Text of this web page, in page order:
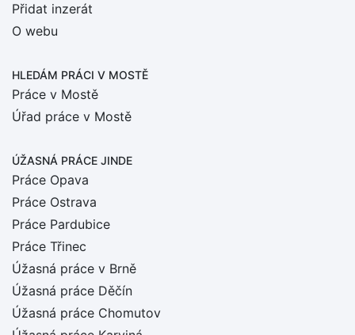
Přidat inzerát
O webu
HLEDÁM PRÁCI V MOSTĚ
Práce v Mostě
Úřad práce v Mostě
ÚŽASNÁ PRÁCE JINDE
Práce Opava
Práce Ostrava
Práce Pardubice
Práce Třinec
Úžasná práce v Brně
Úžasná práce Děčín
Úžasná práce Chomutov